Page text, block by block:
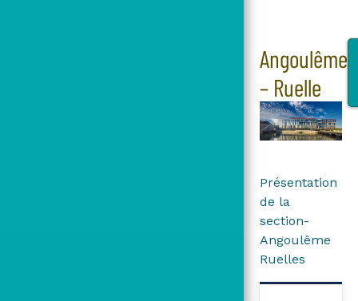
Angoulême
– Ruelle
Présentation
de la
section-
Angoulême
Ruelles